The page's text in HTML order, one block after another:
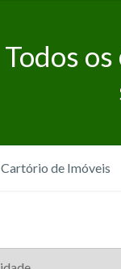
Todos os
Cartório de Imóveis